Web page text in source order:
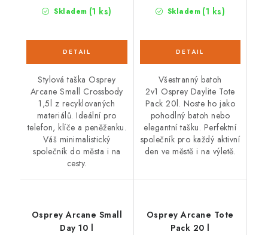
Skladem (1 ks)
Stylová taška Osprey
Arcane Small Crossbody
1,5l z recyklovaných
materiálů. Ideální pro
telefon, klíče a peněženku.
Váš minimalistický
společník do města i na
cesty.
Skladem (1 ks)
Všestranný batoh
2v1 Osprey Daylite Tote
Pack 20l. Noste ho jako
pohodlný batoh nebo
elegantní tašku. Perfektní
společník pro každý aktivní
den ve městě i na výletě.
Osprey Arcane Small
Day 10 l
Osprey Arcane Tote
Pack 20 l